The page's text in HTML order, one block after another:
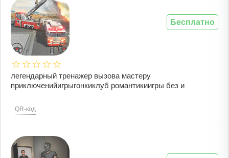
легендарный тренажер вызова мастеру
приключенийигрыгонкиклуб романтикиигры без и
QR-код
Бесплатно